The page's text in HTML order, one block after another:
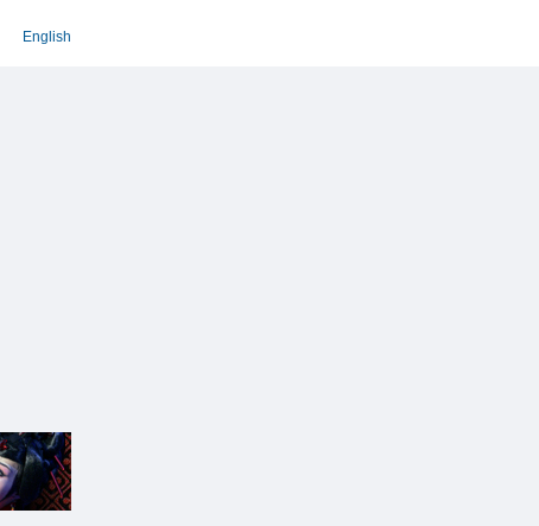
English